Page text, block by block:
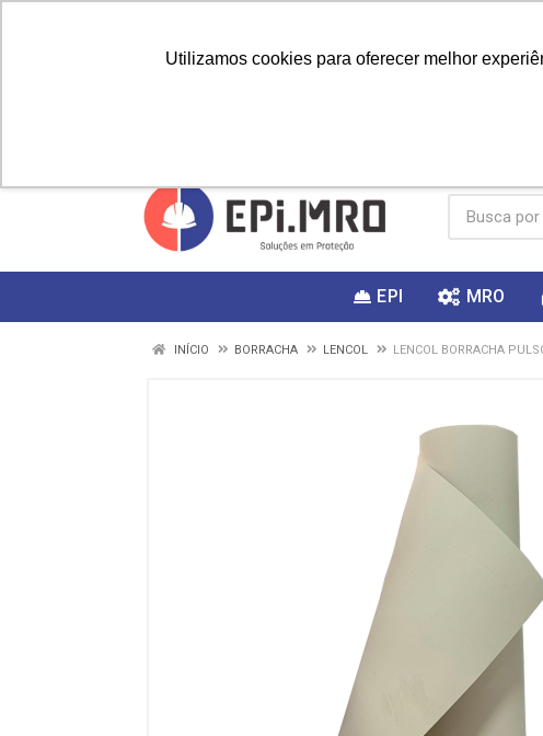
Utilizamos cookies para oferecer melhor
EPI MRO
INÍCIO BORRACHA LENCOL LENCOL BORRACHA